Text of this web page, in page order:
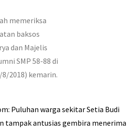
memeriksa
baksos
dan Majelis
SMP 58-88 di
2018) kemarin.
Puluhan warga sekitar Setia Budi
tampak antusias gembira menerima